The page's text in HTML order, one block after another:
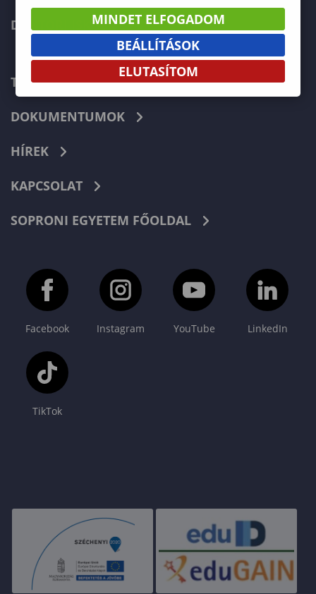
DOKTORI ISKOLA
TELEFONKÖNYV
DOKUMENTUMOK
HÍREK
KAPCSOLAT
SOPRONI EGYETEM FŐOLDAL
Facebook Instagram YouTube LinkedIn
TikTok
MINDET ELFOGADOM
BEÁLLÍTÁSOK
ELUTASÍTOM